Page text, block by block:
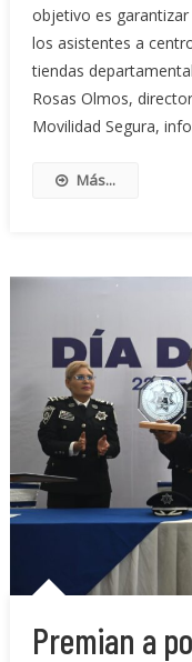
objetivo es
los asistentes a
tiendas
Rosas Olmos,
Movilidad Segura,
Más...
Premian a